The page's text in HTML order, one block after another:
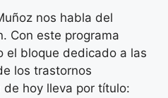
nos habla del
Con este programa
el bloque dedicado a las
los trastornos
de hoy lleva por título: